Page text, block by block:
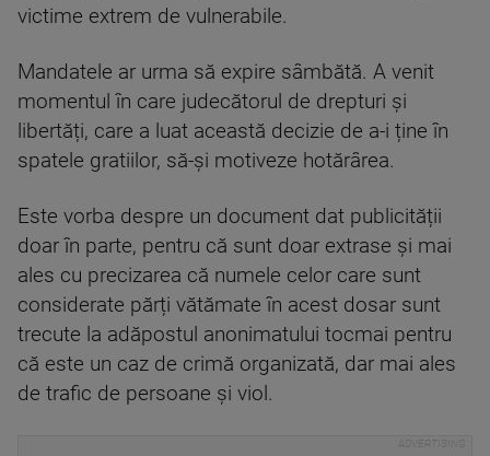
victime extrem de vulnerabile.
Mandatele ar urma să expire sâmbătă. A venit
momentul în care judecătorul de drepturi și
libertăți, care a luat această decizie de a-i ține în
spatele gratiilor, să-și motiveze hotărârea.
Este vorba despre un document dat publicității
doar în parte, pentru că sunt doar extrase și mai
ales cu precizarea că numele celor care sunt
considerate părți vătămate în acest dosar sunt
trecute la adăpostul anonimatului tocmai pentru
că este un caz de crimă organizată, dar mai ales
de trafic de persoane și viol.